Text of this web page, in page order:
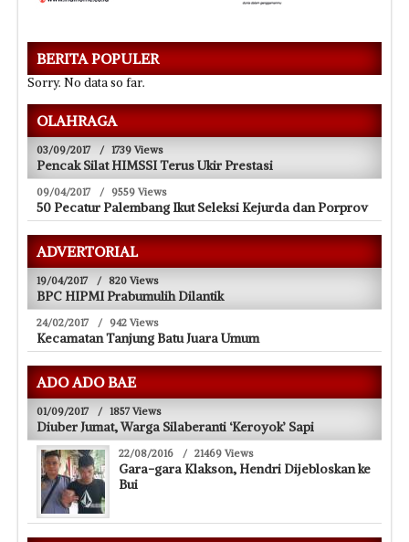
BERITA POPULER
Sorry. No data so far.
OLAHRAGA
03/09/2017 / 1739 Views
Pencak Silat HIMSSI Terus Ukir Prestasi
09/04/2017 / 9559 Views
50 Pecatur Palembang Ikut Seleksi Kejurda dan Porprov
ADVERTORIAL
19/04/2017 / 820 Views
BPC HIPMI Prabumulih Dilantik
24/02/2017 / 942 Views
Kecamatan Tanjung Batu Juara Umum
ADO ADO BAE
01/09/2017 / 1857 Views
Diuber Jumat, Warga Silaberanti ‘Keroyok’ Sapi
22/08/2016 / 21469 Views
Gara-gara Klakson, Hendri Dijebloskan ke
Bui